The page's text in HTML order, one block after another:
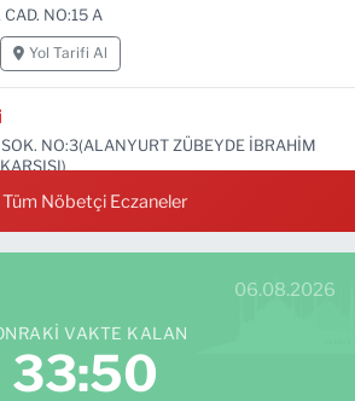
NO:15 A
Yol Tarifi Al
NO:3(ALANYURT ZÜBEYDE İBRAHİM
Yol Tarifi Al
Tüm Nöbetçi Eczaneler
06.08.2026
VAKTE KALAN
33:49